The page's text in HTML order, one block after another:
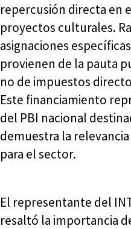
repercusión directa en
proyectos culturales.
asignaciones
provienen de la pauta
no de impuestos
Este financiamiento
del PBI nacional
demuestra la
para el sector.
El representante del
resaltó la importancia